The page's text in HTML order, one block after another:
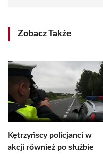
Zobacz Także
Kętrzyńscy policjanci w
akcji również po służbie